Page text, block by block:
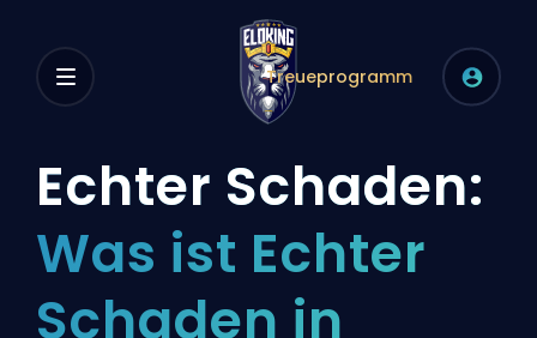
Treueprogramm
Echter Schaden:
Was ist Echter
Schaden in